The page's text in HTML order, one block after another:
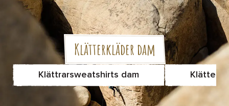
Klätterkläder dam
Klättrarsweatshirts dam Klätter-